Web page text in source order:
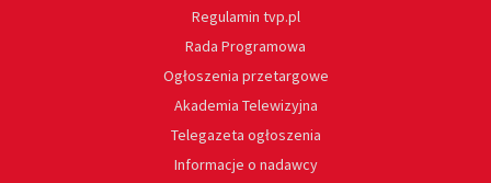
Regulamin tvp.pl
Rada Programowa
Ogłoszenia przetargowe
Akademia Telewizyjna
Telegazeta ogłoszenia
Informacje o nadawcy